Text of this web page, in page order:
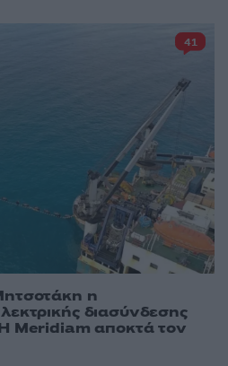
η
διασύνδεσης
Meridiam αποκτά τον
41